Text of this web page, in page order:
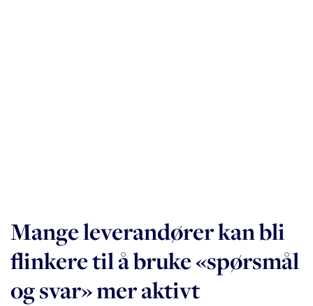
Mange leverandører kan bli
flinkere til å bruke «spørsmål
og svar» mer aktivt